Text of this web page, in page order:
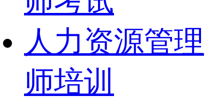
人力资源管理
师培训